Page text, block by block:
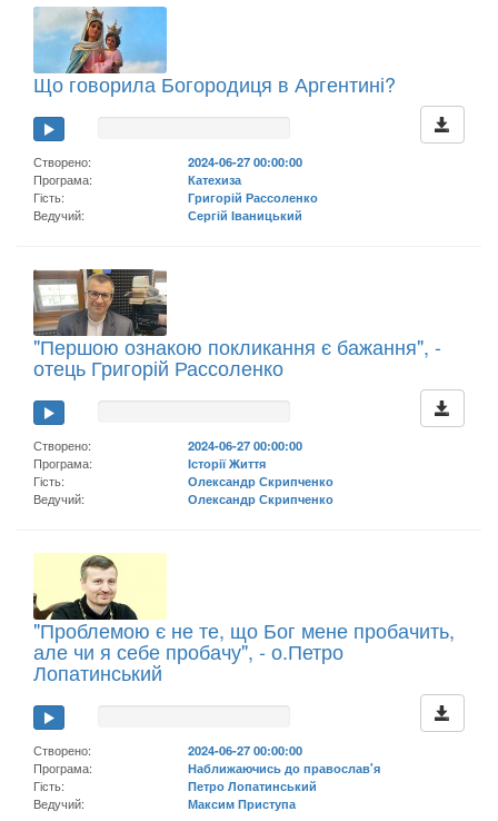
Що говорила Богородиця в Аргентині?
Створено:
2024-06-27 00:00:00
Програма:
Катехиза
Гість:
Григорій Рассоленко
Ведучий:
Сергій Іваницький
"Першою ознакою покликання є бажання", -
отець Григорій Рассоленко
Створено:
2024-06-27 00:00:00
Програма:
Історії Життя
Гість:
Олександр Скрипченко
Ведучий:
Олександр Скрипченко
"Проблемою є не те, що Бог мене пробачить,
але чи я себе пробачу", - о.Петро
Лопатинський
Створено:
2024-06-27 00:00:00
Програма:
Наближаючись до православ'я
Гість:
Петро Лопатинський
Ведучий:
Максим Приступа